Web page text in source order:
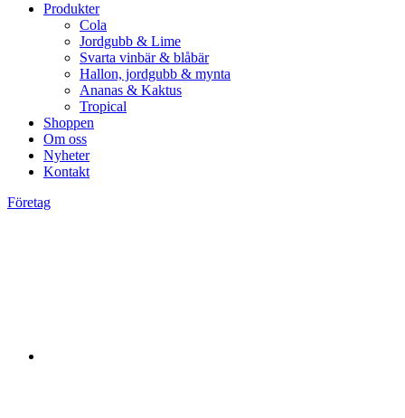
Produkter
Cola
Jordgubb & Lime
Svarta vinbär & blåbär
Hallon, jordgubb & mynta
Ananas & Kaktus
Tropical
Shoppen
Om oss
Nyheter
Kontakt
Företag